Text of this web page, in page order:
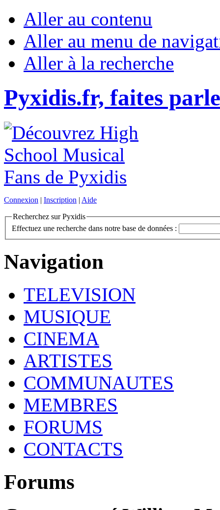
Aller au contenu
Aller au menu de
Aller à la recherche
Pyxidis.fr, faites
Connexion | Inscription | Aide
Recherchez sur Pyxidis
Effectuez une recherche dans notre base de données :
Navigation
TELEVISION
MUSIQUE
CINEMA
ARTISTES
COMMUNAUTES
MEMBRES
FORUMS
CONTACTS
Forums